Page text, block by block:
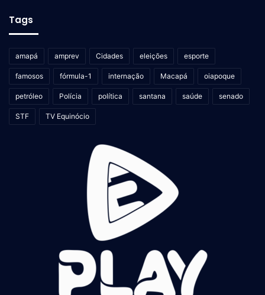
Tags
amapá amprev Cidades eleições esporte
famosos fórmula-1 internação Macapá oiapoque
petróleo Polícia política santana saúde senado
STF TV Equinócio